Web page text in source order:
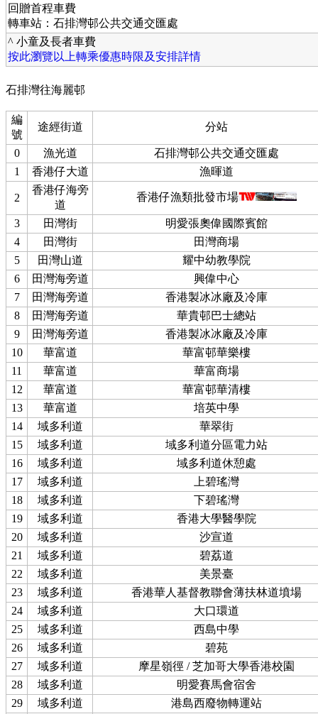
回贈首程車費
轉車站：石排灣邨公共交通交匯處
^ 小童及長者車費
按此瀏覽以上轉乘優惠時限及安排詳情
石排灣往海麗邨
編
號
途經街道 分站
0 漁光道
石排灣邨公共交通交匯處
1
香港仔大道 漁暉道
2
香港仔海旁
道
香港仔漁類批發市場
3 田灣街
明愛張奧偉國際賓館
4
田灣街
田灣商場
5
田灣山道
耀中幼教學院
6
田灣海旁道
興偉中心
7
田灣海旁道
香港製冰冰廠及冷庫
8
田灣海旁道
華貴邨巴士總站
9
田灣海旁道
香港製冰冰廠及冷庫
10
華富道
華富邨華樂樓
11
華富道
華富商場
12
華富道
華富邨華清樓
13
華富道
培英中學
14
域多利道
華翠街
15
域多利道
域多利道分區電力站
16
域多利道
域多利道休憩處
17
域多利道
上碧瑤灣
18
域多利道
下碧瑤灣
19
域多利道
香港大學醫學院
20
域多利道
沙宣道
21
域多利道
碧荔道
22
域多利道
美景臺
23
域多利道
香港華人基督教聯會薄扶林道墳場
24
域多利道
大口環道
25
域多利道
西島中學
26
域多利道
碧苑
27
域多利道
摩星嶺徑 / 芝加哥大學香港校園
28
域多利道
明愛賽馬會宿舍
29
域多利道
港島西廢物轉運站